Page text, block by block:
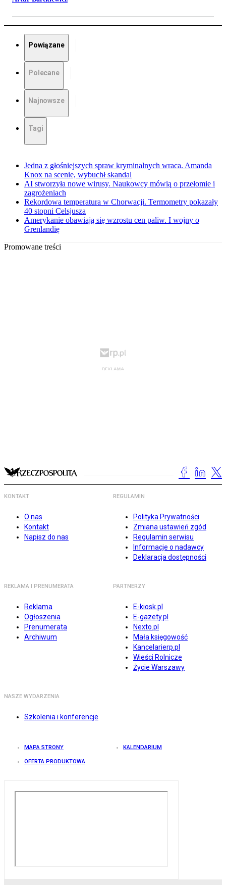
Powiązane
Polecane
Najnowsze
Tagi
Jedna z głośniejszych spraw kryminalnych wraca. Amanda
Knox na scenie, wybuchł skandal
AI stworzyła nowe wirusy. Naukowcy mówią o przełomie i
zagrożeniach
Rekordowa temperatura w Chorwacji. Termometry pokazały
40 stopni Celsjusza
Amerykanie obawiają się wzrostu cen paliw. I wojny o
Grenlandię
Promowane treści
KONTAKT
O nas
Kontakt
Napisz do nas
REGULAMIN
Polityka Prywatności
Zmiana ustawień zgód
Regulamin serwisu
Informacje o nadawcy
Deklaracja dostępności
REKLAMA I PRENUMERATA
Reklama
Ogłoszenia
Prenumerata
Archiwum
PARTNERZY
E-kiosk.pl
E-gazety.pl
Nexto.pl
Mała księgowość
Kancelarierp.pl
Wieści Rolnicze
Życie Warszawy
NASZE WYDARZENIA
Szkolenia i konferencje
MAPA STRONY KALENDARIUM
OFERTA PRODUKTOWA